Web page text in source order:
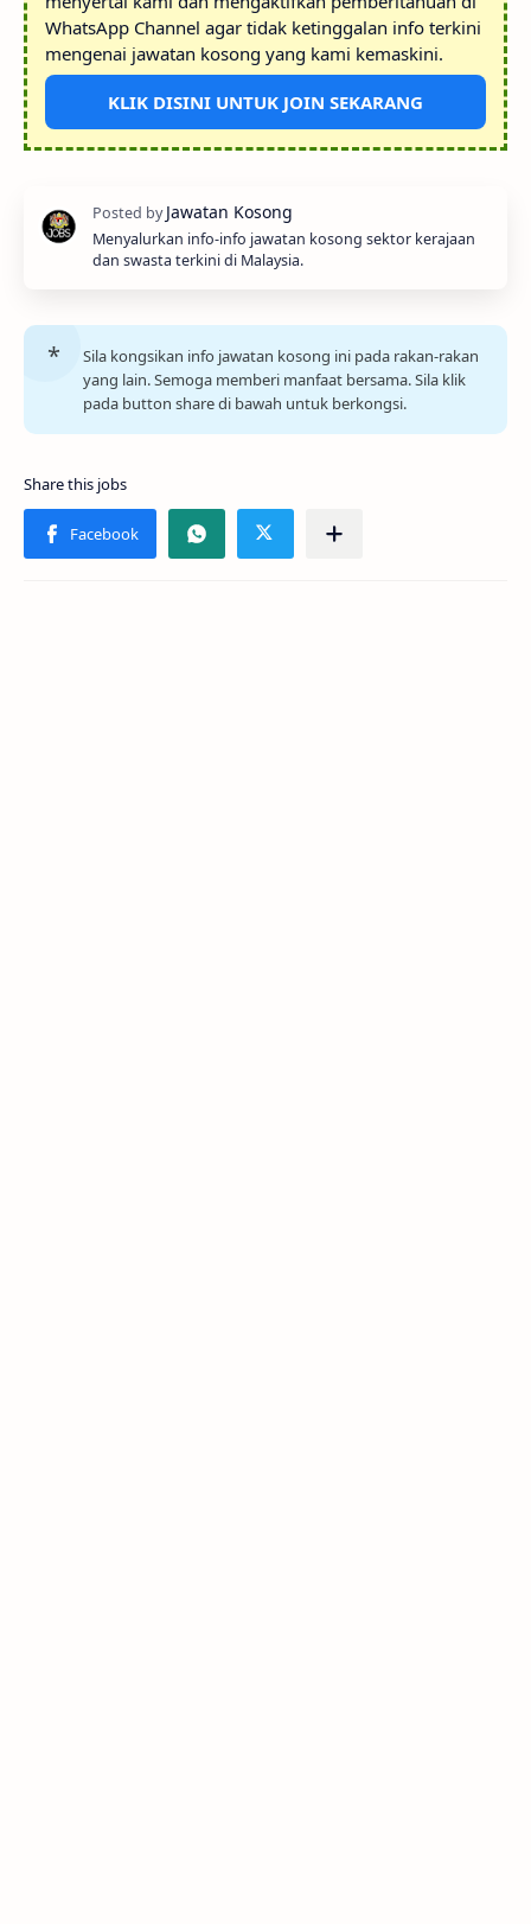
WhatsApp Channel agar tidak ketinggalan info terkini
mengenai jawatan kosong yang kami kemaskini.
KLIK DISINI UNTUK JOIN SEKARANG
Menyalurkan info-info jawatan kosong sektor kerajaan
dan swasta terkini di Malaysia.
Sila kongsikan info jawatan kosong ini pada rakan-rakan
yang lain. Semoga memberi manfaat bersama. Sila klik
pada button share di bawah untuk berkongsi.